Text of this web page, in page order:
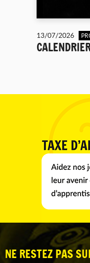
13/07/2026
NE RESTEZ PAS